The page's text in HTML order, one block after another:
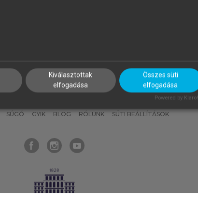
MI – ÁLTALÁNOS IRÁNYELVEK
SÚGÓ GYIK BLOG RÓLUNK SÜTI BEÁLLÍTÁSOK
Kiválasztottak
elfogadása
Összes süti
elfogadása
Powered by Klaro!